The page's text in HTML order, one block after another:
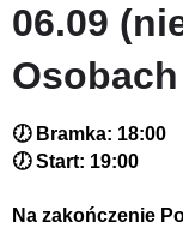
06.09
🕖 Bramka: 18:00
🕖 Start: 19:00
Na zakończenie